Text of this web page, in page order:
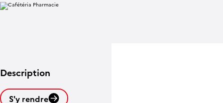
Description
S'y rendre